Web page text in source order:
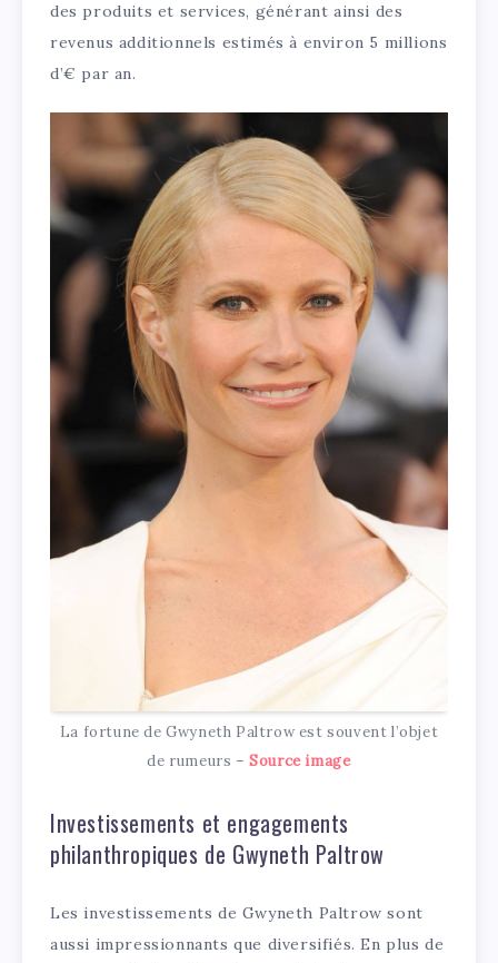
des produits et services, générant ainsi des
revenus additionnels estimés à environ 5 millions
d’€ par an.
La fortune de Gwyneth Paltrow est souvent l’objet
de rumeurs –Source image
Investissements et engagements
philanthropiques de Gwyneth Paltrow
Les investissements de Gwyneth Paltrow sont
aussi impressionnants que diversifiés. En plus de